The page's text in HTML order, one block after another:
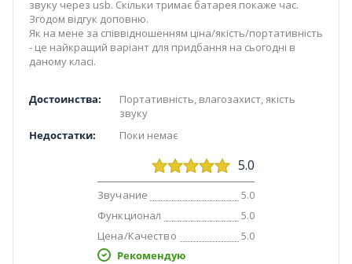
звуку через usb. Скільки тримає батарея покаже час.
Згодом відгук доповню.
Як на мене за співвідношенням ціна/якість/портативність
- це найкращий варіант для придбання на сьогодні в
даному класі.
Достоинства:
Портативність, влагозахист, якість
звуку
Недостатки:
Поки немає
5.0
Звучание 5.0
Функционал 5.0
Цена/Качество 5.0
Рекомендую